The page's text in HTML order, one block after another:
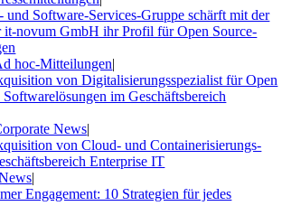
und Software-Services-Gruppe schärft mit der
it-novum GmbH ihr Profil für Open Source-
hoc-Mitteilungen|
von Digitalisierungsspezialist für Open
Softwarelösungen im Geschäftsbereich
News|
von Cloud- und Containerisierungs-
Enterprise IT
|
Engagement: 10 Strategien für jedes